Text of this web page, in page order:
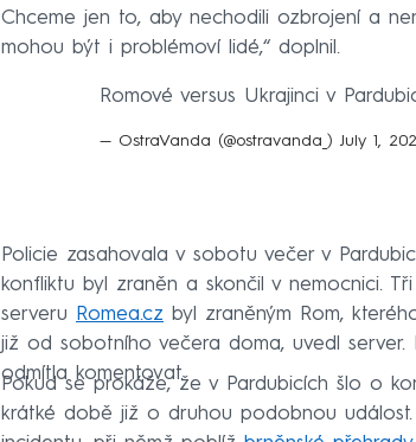
Chceme jen to, aby nechodili ozbrojení a
mohou být i problémoví lidé,“ doplnil.
Romové versus Ukrajinci v
— OstraVanda (@ostravanda_) July 1,
Policie zasahovala v sobotu večer v
konfliktu byl zraněn a skončil v nemocnici.
serveru
Romea.cz byl zraněným Rom,
již od sobotního večera doma, uvedl server.
odmítla komentovat.
Pokud se prokáže, že v Pardubicích šlo o
krátké době již o druhou podobnou